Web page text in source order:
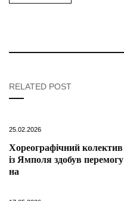
RELATED POST
25.02.2026
Хореографічний колектив
із Ямполя здобув перемогу
на